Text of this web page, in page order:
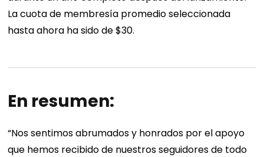
La cuota de membresía promedio seleccionada
hasta ahora ha sido de $30.
En resumen:
“Nos sentimos abrumados y honrados por el apoyo
que hemos recibido de nuestros seguidores de todo